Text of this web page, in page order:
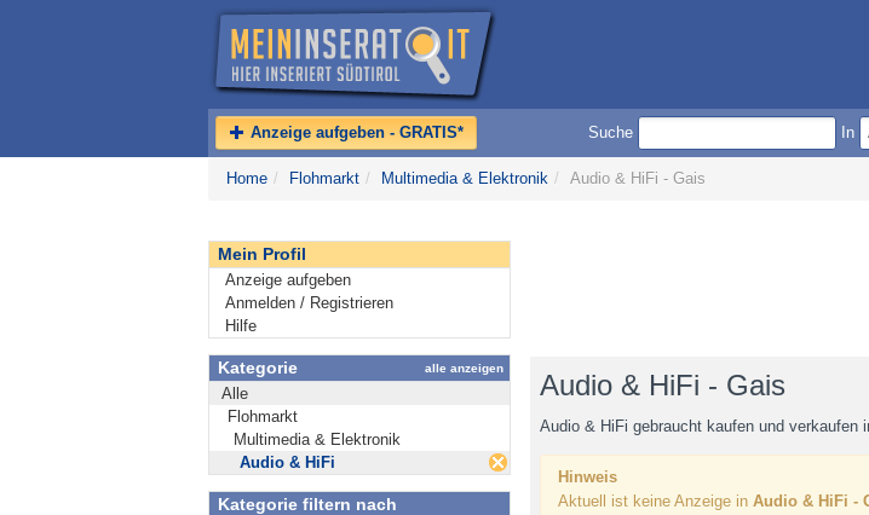
Anzeige aufgeben - GRATIS* Suche In
Home / Flohmarkt / Multimedia & Elektronik / Audio & HiFi - Gais
Mein Profil
Anzeige aufgeben
Anmelden / Registrieren
Hilfe
Kategorie alle anzeigen
Alle
Flohmarkt
Multimedia & Elektronik
Audio & HiFi
Kategorie filtern nach
Audio & HiFi - Gais
Audio & HiFi gebraucht kaufen und verkaufen
Hinweis
Aktuell ist keine Anzeige in Audio & HiFi -